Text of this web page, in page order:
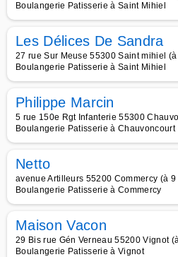
Boulangerie Patisserie à Saint Mihiel
Les Délices De Sandra
27 rue Sur Meuse 55300 Saint mihiel
Boulangerie Patisserie à Saint Mihiel
Philippe Marcin
5 rue 150e Rgt Infanterie 55300
Boulangerie Patisserie à Chauvoncourt
Netto
avenue Artilleurs 55200 Commercy (à
Boulangerie Patisserie à Commercy
Maison Vacon
29 Bis rue Gén Verneau 55200 Vignot
Boulangerie Patisserie à Vignot